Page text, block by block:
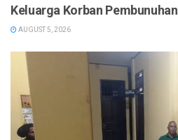
Keluarga Korban
AUGUST 5, 2026